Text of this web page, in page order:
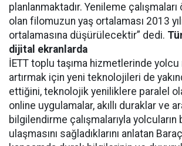
planlanmaktadır. Yenileme
olan filomuzun yaş ortalaması 2013
ortalamasına düşürülecektir” dedi.
dijital ekranlarda
İETT toplu taşıma hizmetlerinde
artırmak için yeni teknolojileri de
ettiğini, teknolojik yeniliklere paralel
online uygulamalar, akıllı duraklar ve
bilgilendirme çalışmalarıyla yolcuların
ulaşmasını sağladıklarını anlatan